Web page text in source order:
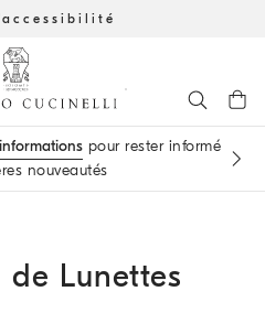
l'une des nos Boutiques
pour rester informé
nouveautés
Lunettes